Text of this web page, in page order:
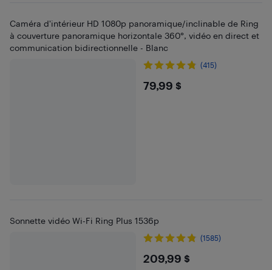
Caméra d'intérieur HD 1080p panoramique/inclinable de Ring
à couverture panoramique horizontale 360°, vidéo en direct et
communication bidirectionnelle - Blanc
(415)
$79.99
79,99 $
Sonnette vidéo Wi-Fi Ring Plus 1536p
(1585)
$209.99
209,99 $